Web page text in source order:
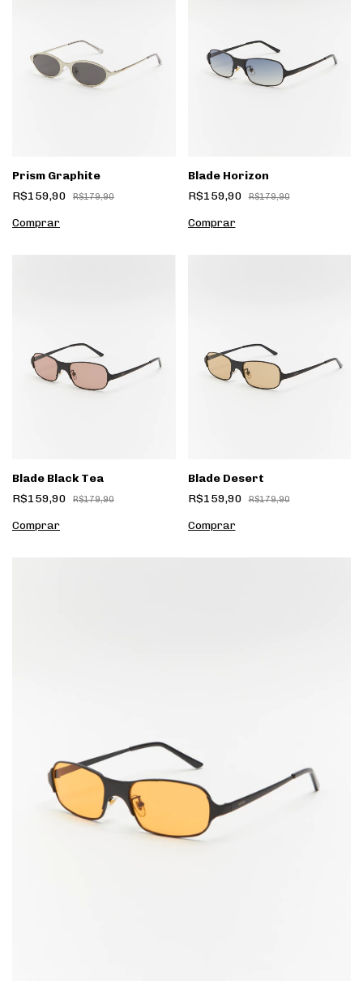
Prism Graphite
R$159,90
R$179,90
Blade Horizon
R$159,90
R$179,90
Blade Black Tea
R$159,90
R$179,90
Blade Desert
R$159,90
R$179,90